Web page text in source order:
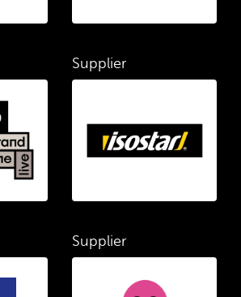
Supplier
Supplier